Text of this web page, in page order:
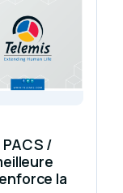
/
la